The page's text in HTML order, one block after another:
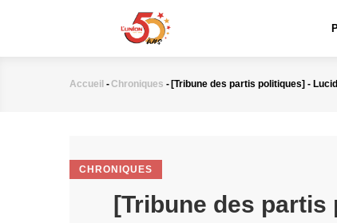
Fil
Accueil -Chroniques - [Tribune des partis politiques] -
CHRONIQUES
[Tribune des partis